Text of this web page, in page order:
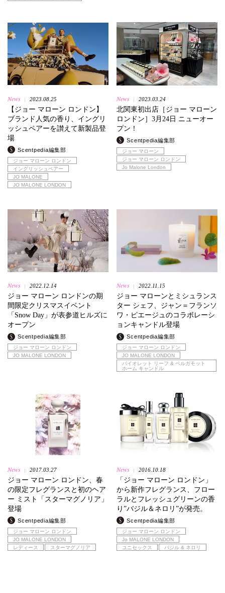
News 2023.08.25
【ジョー マローン ロンドン】
ブランド人気の香り、イングリ
ッシュペアーを讃えて新製品登
場
Scentpedia編集部
ジョー マローン ロンドン
イングリッシュペアー
JO MALONE
JO MALONE LONDON
News 2023.03.24
北関東初出店［ジョー マローン
ロンドン］3月24日 ニューオー
プン！
Scentpedia編集部
ジョー マローン
ジョー マローン ロンドン
Jo Malone London
News 2022.12.14
ジョー マローン ロンドンの期
間限定クリスマスイベント
「Snow Day」が表参道ヒルズに
オープン
Scentpedia編集部
ジョー マローン ロンドン
JO MALONE LONDON
News 2022.11.15
ジョー マローンとミシュランス
ター シェフ、ジャン＝フランソ
ワ・ピエージュのコラボレーシ
ョンキャンドル登場
Scentpedia編集部
ジョー マローン ロンドン
JO MALONE LONDON
バイオレット リーフ & ベルガモット
ホーム キャンドル
News | 2017.03.27
ジョー マローン ロンドン、春
の限定フレグランスと初のヘア
ー ミスト「スターマグノリア」
登場
Scentpedia編集部
ジョー マローン ロンドン
JO MALONE LONDON
レディース
スターマグノリア
News | 2016.10.18
「ジョー マローン ロンドン」
から新作フレグランス、フロー
ラルとフレッシュグリーンの香
り”バジル＆ネロリ”が発売。
Scentpedia編集部
ジョー マローン ロンドン
Jo MALONE LONDON
ユニセックス
バジル & ネロリ